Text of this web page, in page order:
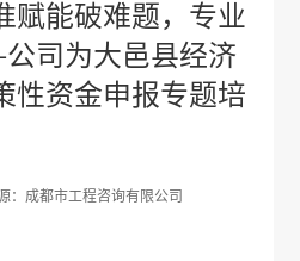
赋能破难题，专业
司为大邑县经济
性资金申报专题培
：成都市工程咨询有限公司